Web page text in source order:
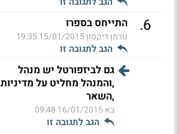
6
. התייחס בספרו
נורמן דיקסון15/01/2015 19:35
הגב לתגובה זו
גם לביזפורטל יש מנהל
,והמנהל מחליט על מדיניות
,השאר
בא16/01/2015 09:48
הגב לתגובה זו